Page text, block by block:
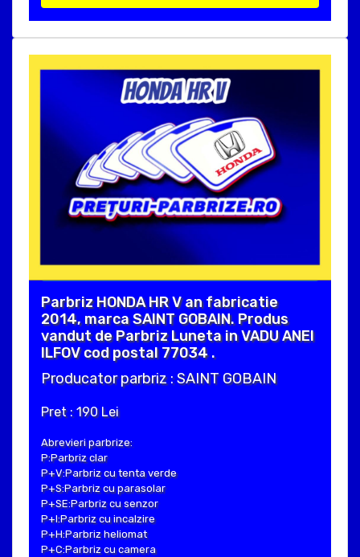
Parbriz HONDA HR V an fabricatie
2014, marca SAINT GOBAIN. Produs
vandut de Parbriz Luneta in VADU ANEI
ILFOV cod postal 77034 .
Producator parbriz : SAINT GOBAIN
Pret : 190 Lei
Abrevieri parbrize:
P:Parbriz clar
P+V:Parbriz cu tenta verde
P+S:Parbriz cu parasolar
P+SE:Parbriz cu senzor
P+I:Parbriz cu incalzire
P+H:Parbriz heliomat
P+C:Parbriz cu camera